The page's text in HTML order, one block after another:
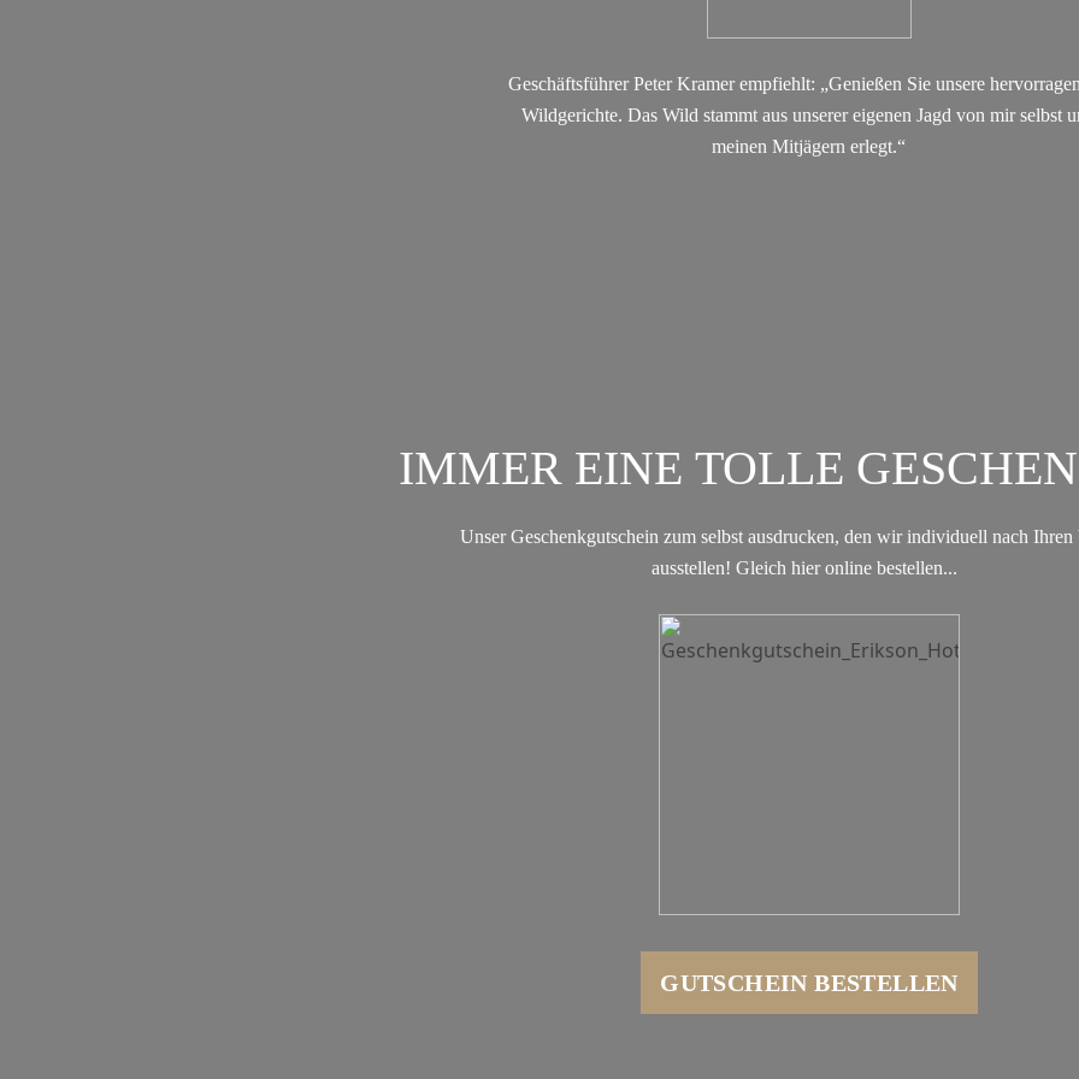
Geschäftsführer Peter Kramer empfiehlt: „Genießen Sie unsere
Wildgerichte. Das Wild stammt aus unserer eigenen Jagd von mir selbst
meinen Mitjägern erlegt.“
IMMER EINE TOLLE
Unser Geschenkgutschein zum selbst ausdrucken, den wir individuell nach Ihren
ausstellen! Gleich hier online bestellen...
GUTSCHEIN BESTELLEN